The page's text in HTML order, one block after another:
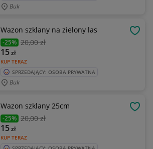
Buk
Wazon szklany na zielony las
-25% 20,00 zł
KUP TERAZ
15zł
SPRZEDAJĄCY: OSOBA PRYWATNA
Buk
Wazon szklany 25cm
-25% 20,00 zł
KUP TERAZ
15zł